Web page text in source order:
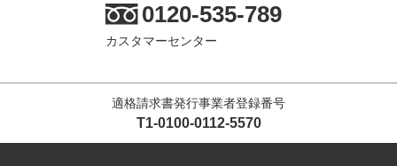
0120-535-789
カスタマーセンター
適格請求書発行事業者登録番号
T1-0100-0112-5570